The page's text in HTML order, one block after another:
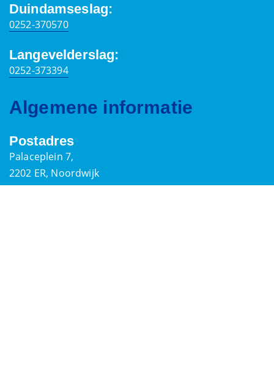
Duindamseslag:
0252-370570
Langevelderslag:
0252-373394
Algemene informatie
Postadres
Palaceplein 7,
2202 ER, Noordwijk
secretaris@reddingsbrigadenoordwijk.nl